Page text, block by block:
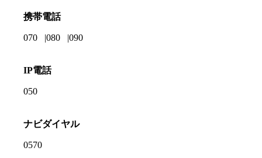
携帯電話
070 080 090
IP電話
050
ナビダイヤル
0570